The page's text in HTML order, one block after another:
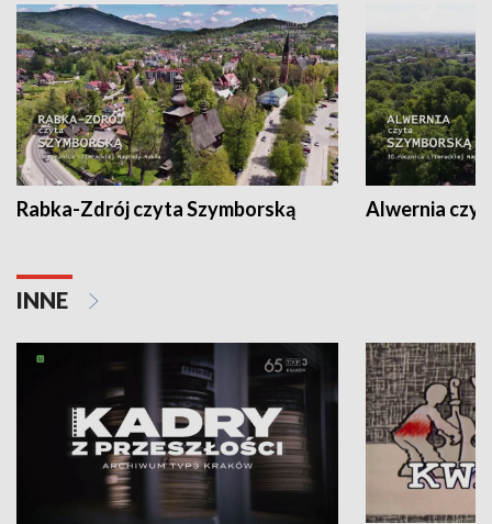
Rabka-Zdrój czyta Szymborską Alwernia
INNE